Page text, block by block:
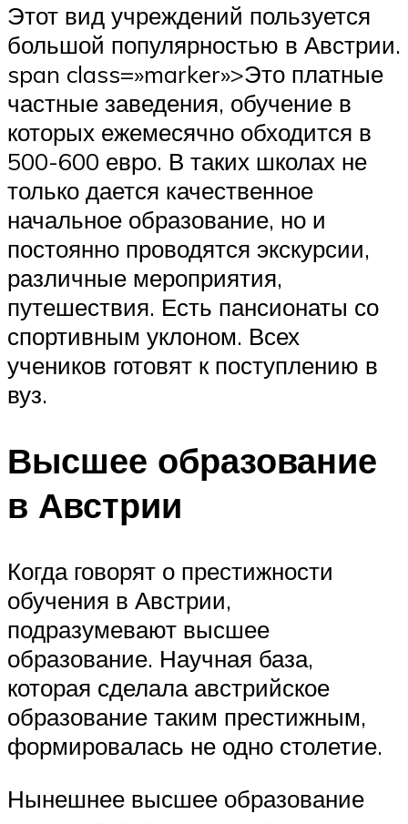
Этот вид учреждений пользуется
большой популярностью в Австрии.
span class=»marker»>Это платные
частные заведения, обучение в
которых ежемесячно обходится в
500-600 евро. В таких школах не
только дается качественное
начальное образование, но и
постоянно проводятся экскурсии,
различные мероприятия,
путешествия. Есть пансионаты со
спортивным уклоном. Всех
учеников готовят к поступлению в
вуз.
Высшее образование
в Австрии
Когда говорят о престижности
обучения в Австрии,
подразумевают высшее
образование. Научная база,
которая сделала австрийское
образование таким престижным,
формировалась не одно столетие.
Нынешнее высшее образование